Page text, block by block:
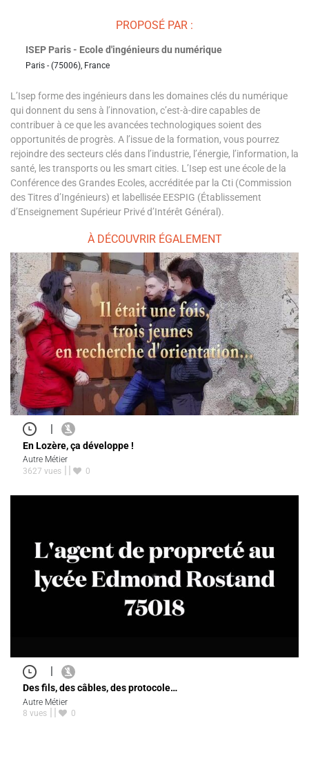
PROPOSÉ PAR :
ISEP Paris - Ecole d'ingénieurs du numérique
Paris - (75006), France
L’Isep forme des ingénieurs dans les domaines clés du numérique
qui donnent du sens à l’innovation, c’est-à-dire capables de
contribuer à ce que les avancées technologiques soient des
opportunités de progrès. A l’issue de la formation, vous pourrez
rejoindre des secteurs clés dans l’industrie, l’énergie, l’information, la
santé, les transports ou les smart cities. L’Isep est une école de la
Conférence des Grandes Ecoles, accréditée par la Cti (Commission
des Titres d’Ingénieurs) et labellisée EESPIG (Établissement
d’Enseignement Supérieur Privé d’Intérêt Général).
À DÉCOUVRIR ÉGALEMENT
|
En Lozère, ça développe !
Autre Métier
3627 vues
0
|
Des fils, des câbles, des protocole…
Autre Métier
8 vues
0